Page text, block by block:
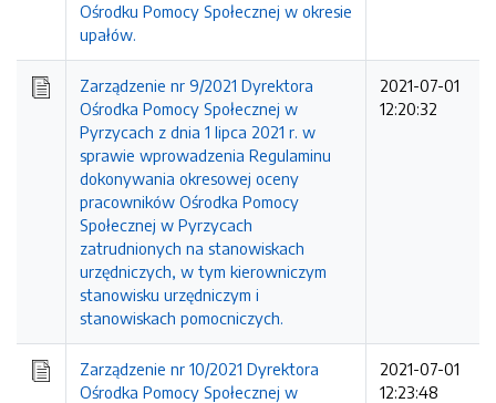
Ośrodku Pomocy Społecznej w okresie
upałów.
Zarządzenie nr 9/2021 Dyrektora
Ośrodka Pomocy Społecznej w
Pyrzycach z dnia 1 lipca 2021 r. w
sprawie wprowadzenia Regulaminu
dokonywania okresowej oceny
pracowników Ośrodka Pomocy
Społecznej w Pyrzycach
zatrudnionych na stanowiskach
urzędniczych, w tym kierowniczym
stanowisku urzędniczym i
stanowiskach pomocniczych.
2021-07-01
12:20:32
Zarządzenie nr 10/2021 Dyrektora
Ośrodka Pomocy Społecznej w
2021-07-01
12:23:48